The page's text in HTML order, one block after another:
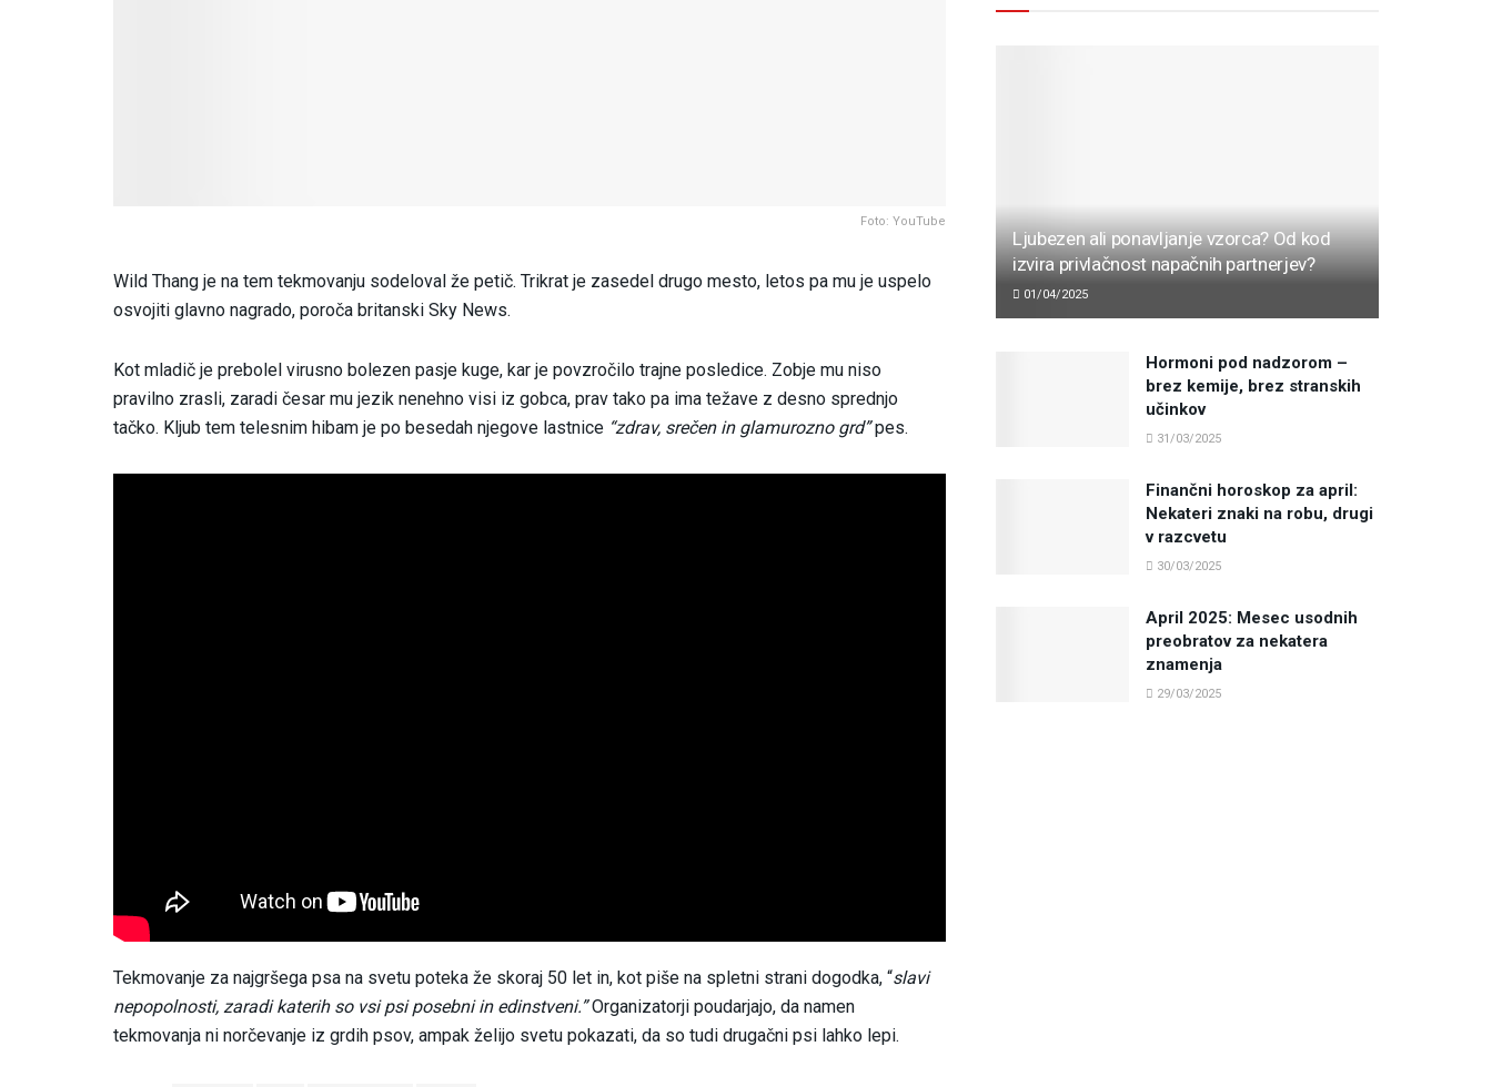
Foto: YouTube
Wild Thang je na tem tekmovanju sodeloval že petič. Trikrat je zasedel drugo mesto, letos pa mu je uspelo
osvojiti glavno nagrado, poroča britanski Sky News.
Kot mladič je prebolel virusno bolezen pasje kuge, kar je povzročilo trajne posledice. Zobje mu niso
pravilno zrasli, zaradi česar mu jezik nenehno visi iz gobca, prav tako pa ima težave z desno sprednjo
tačko. Kljub tem telesnim hibam je po besedah njegove lastnice “zdrav, srečen in glamurozno grd”pes.
Tekmovanje za najgršega psa na svetu poteka že skoraj 50 let in, kot piše na spletni strani dogodka, “slavi
nepopolnosti, zaradi katerih so vsi psi posebni in edinstveni.”Organizatorji poudarjajo, da namen
tekmovanja ni norčevanje iz grdih psov, ampak želijo svetu pokazati, da so tudi drugačni psi lahko lepi.
Ljubezen ali ponavljanje vzorca? Od kod
izvira privlačnost napačnih partnerjev?
01/04/2025
Hormoni pod nadzorom –
brez kemije, brez stranskih
učinkov
31/03/2025
Finančni horoskop za april:
Nekateri znaki na robu, drugi
v razcvetu
30/03/2025
April 2025: Mesec usodnih
preobratov za nekatera
znamenja
29/03/2025